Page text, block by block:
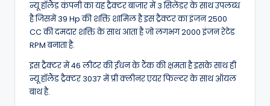
न्यू हॉलैंड कंपनी का यह ट्रैक्टर बाजार में 3 सिलेंडर के साथ उपलब्ध
है जिसमें 39 Hp की शक्ति शामिल है इस ट्रैक्टर का इंजन 2500
CC की दमदार शक्ति के साथ आता है जो लगभग 2000 इंजन रेटेड
RPM बनाता है.
इस ट्रैक्टर में 46 लीटर की ईंधन के टैंक की क्षमता है इसके साथ ही
न्यू हॉलैंड ट्रैक्टर 3037 में प्री क्लीनर एयर फिल्टर के साथ ऑयल
बाथ है.